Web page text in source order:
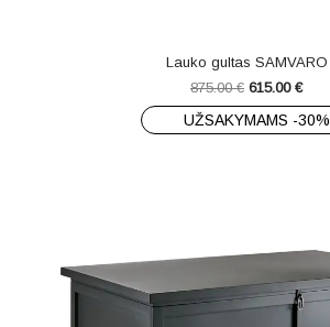
Lauko gultas SAMVARO
875.00€ 615.00 €
UŽSAKYMAMS -30%